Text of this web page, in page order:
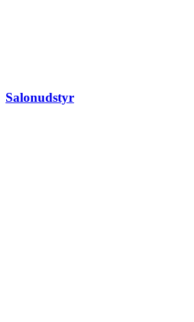
Salonudstyr